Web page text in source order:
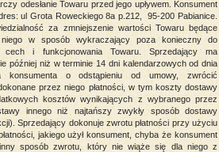
odesłanie Towaru przed jego upływem. Konsument
ul Grota Roweckiego 8a p.212, 95-200 Pabianice.
za zmniejszenie wartości Towaru będące
w sposób wykraczający poza konieczny do
cech i funkcjonowania Towaru. Sprzedający ma
później niż w terminie 14 dni kalendarzowych od dnia
konsumenta o odstąpieniu od umowy, zwrócić
przez niego płatności, w tym koszty dostawy
kosztów wynikających z wybranego przez
innego niż najtańszy zwykły sposób dostawy
Sprzedający dokonuje zwrotu płatności przy użyciu
jakiego użył konsument, chyba że konsument
sposób zwrotu, który nie wiąże się dla niego z